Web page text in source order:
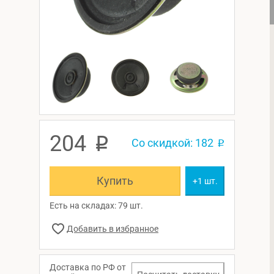
204 p Со скидкой: 182 p
Купить +1 шт.
Есть на складах: 79 шт.
Доставка по РФ от